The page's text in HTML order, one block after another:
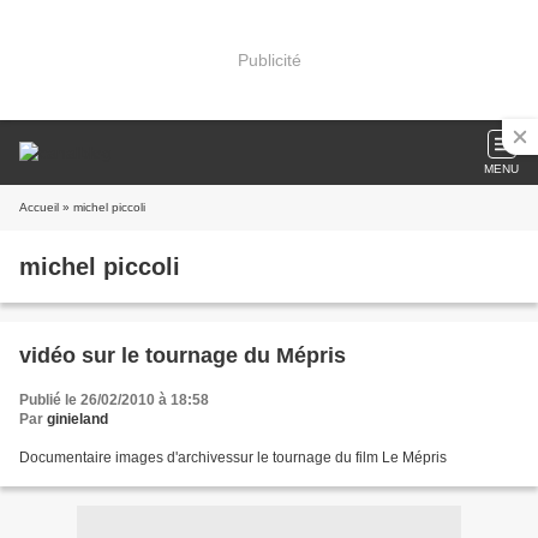
Publicité
MENU
Accueil » michel piccoli
michel piccoli
vidéo sur le tournage du Mépris
Publié le 26/02/2010 à 18:58
Par ginieland
Documentaire images d'archivessur le tournage du film Le Mépris